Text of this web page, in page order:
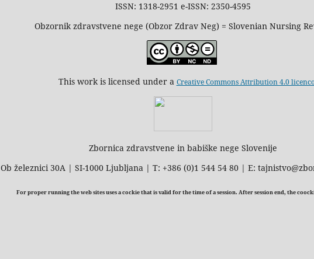
ISSN: 1318-2951 e-ISSN: 2350-4595
Obzornik zdravstvene nege (Obzor Zdrav Neg) = Slovenian Nursing
This work is licensed under a Creative Commons Attribution 4.0
Zbornica zdravstvene in babiške nege Slovenije
Ob železnici 30A | SI-1000 Ljubljana | T: +386 (0)1 544 54 80 | E:
For proper running the web sites uses a cockie that is valid for the time of a session. After session end, the